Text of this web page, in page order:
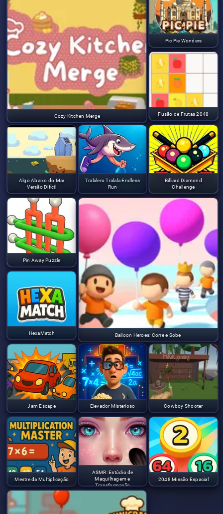
Cozy Kitchen Merge
Pic Pie Wonders
Fusão de Frutas 2048
Algo Abaixo do Mar
Versão Difícil
Tralalero Tralala Endless
Run
Billiard Diamond
Challenge
Pin Away Puzzle
Balloon Heroes: Corre e Sobe
HexaMatch
Jam Escape Elevador Misterioso Cowboy Shooter
Mestre da Multiplicação
ASMR: Estúdio de
Maquilhagem e
Transformação
2048 Missão Espacial